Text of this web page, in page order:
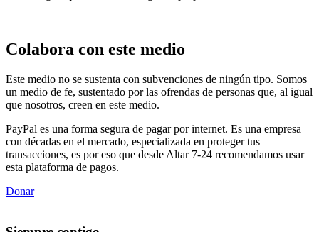
Colabora con este medio
Este medio no se sustenta con subvenciones de ningún tipo. Somos
un medio de fe, sustentado por las ofrendas de personas que, al igual
que nosotros, creen en este medio.
PayPal es una forma segura de pagar por internet. Es una empresa
con décadas en el mercado, especializada en proteger tus
transacciones, es por eso que desde Altar 7-24 recomendamos usar
esta plataforma de pagos.
Donar